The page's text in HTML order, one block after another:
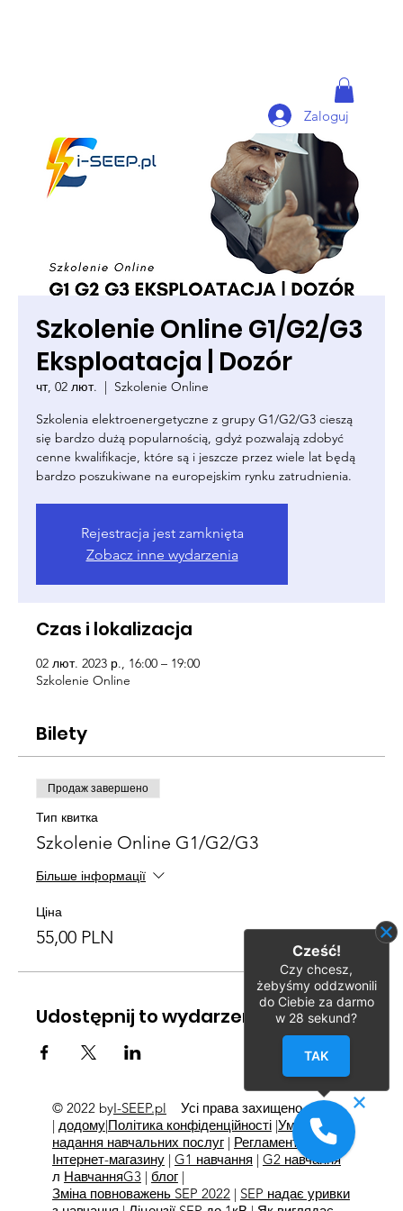
Zaloguj
Szkolenie Online G1/G2/G3
Eksploatacja | Dozór
чт, 02 лют.
  |
Szkolenie Online
Szkolenia elektroenergetyczne z grupy G1/G2/G3 cieszą
się bardzo dużą popularnością, gdyż pozwalają zdobyć
cenne kwalifikacje, które są i jeszcze przez wiele lat będą
bardzo poszukiwane na europejskim rynku zatrudnienia.
Rejestracja jest zamknięta
Zobacz inne wydarzenia
Czas i lokalizacja
02 лют. 2023 р., 16:00 – 19:00
Szkolenie Online
Bilety
Продаж завершено
Тип квитка
Szkolenie Online G1/G2/G3
Більше інформації
Ціна
55,00 PLN
Udostępnij to wydarzenie
© 2022 byI-SEEP.pl
Усі права захищено
| додому|Політика конфіденційності|Умови
надання навчальних послуг| Регламент
Інтернет-магазину | G1 навчання | G2 навчання
л НавчанняG3 | блог|
Зміна повноважень SEP 2022 | SEP надає уривки
Cześć!
Czy chcesz,
żebyśmy oddzwonili
do Ciebie za darmo
w 28 sekund?
TAK